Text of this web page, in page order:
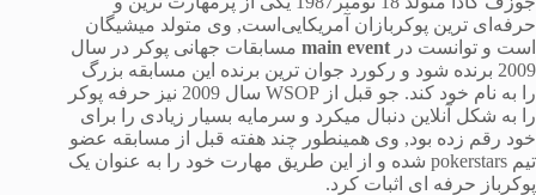
حرفه‌ای ترین پوکربازان آمریکایی‌است, وی متولد میشیگان
است و توانست در main event مسابقات جهانی پوکر در سال
2009 برنده شود و رکورد جوان ترین برنده این مسابقه بزرگ
را به نام خود کند. جو قبل از WSOP سال 2009 نیز حرفه پوکر
را به شکل آنلاین دنبال میکرد و سرمایه بسیار زیادی را برای
خود رقم زده بود, وی همینطور چند هفته قبل از مسابقه عضو
تیم pokerstars شده و از این طریق مهارت خود را به عنوان یک
پوکرباز حرفه ای اثبات کرد.